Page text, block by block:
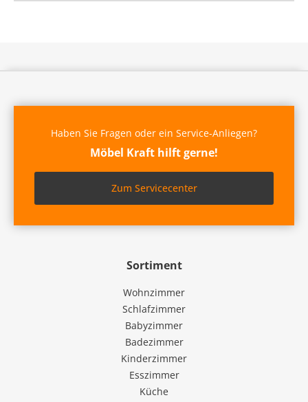
Sortiment
Wohnzimmer
Schlafzimmer
Babyzimmer
Badezimmer
Kinderzimmer
Esszimmer
Küche
Haben Sie Fragen oder ein Service-Anliegen?
Möbel Kraft hilft gerne!
Zum Servicecenter